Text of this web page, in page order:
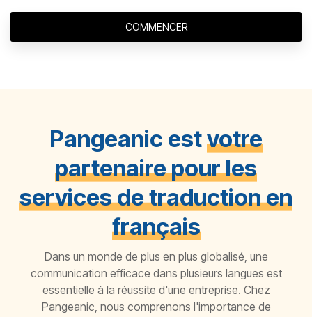
COMMENCER
Pangeanic estvotre
partenaire pour les
services de traduction en
français
Dans un monde de plus en plus globalisé, une
communication efficace dans plusieurs langues est
essentielle à la réussite d'une entreprise. Chez
Pangeanic, nous comprenons l'importance de